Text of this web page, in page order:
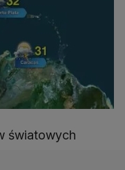
światowych